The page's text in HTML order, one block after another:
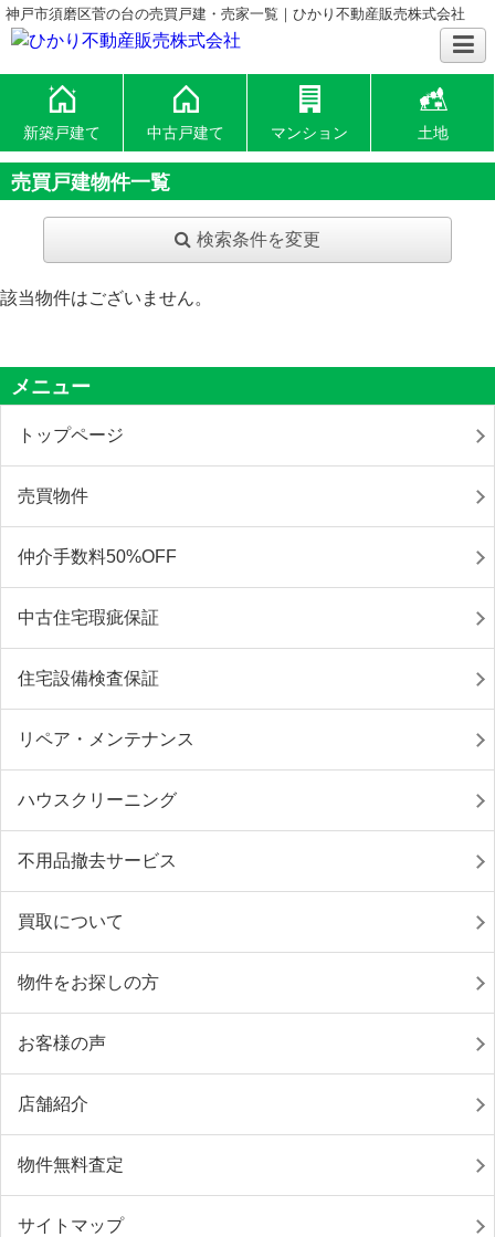
神戸市須磨区菅の台の売買戸建・売家一覧｜ひかり不動産販売株式会社
新築戸建て 中古戸建て マンション 土地
売買戸建物件一覧
検索条件を変更
該当物件はございません。
メニュー
トップページ
売買物件
仲介手数料50%OFF
中古住宅瑕疵保証
住宅設備検査保証
リペア・メンテナンス
ハウスクリーニング
不用品撤去サービス
買取について
物件をお探しの方
お客様の声
店舗紹介
物件無料査定
サイトマップ